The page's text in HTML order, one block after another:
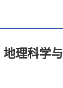
地理科学